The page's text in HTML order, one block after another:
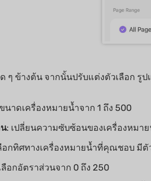
ด ๆ ข้างต้น จากนั้นปรับแต่งตัวเลือก รูป
นาดเครื่องหมายน้ำจาก 1 ถึง 500
: เปลี่ยนความซับซ้อนของเครื่องหมาย
อกทิศทางเครื่องหมายน้ำที่คุณชอบ มีตั
ลือกอัตราส่วนจาก 0 ถึง 250